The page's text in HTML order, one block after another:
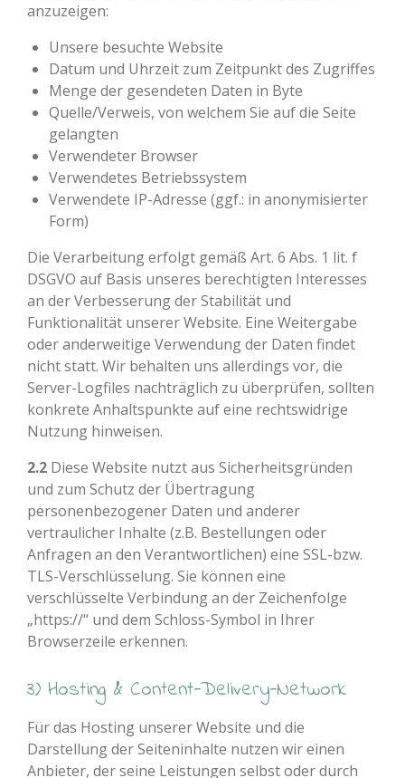
anzuzeigen:
Unsere besuchte Website
Datum und Uhrzeit zum Zeitpunkt des Zugriffes
Menge der gesendeten Daten in Byte
Quelle/Verweis, von welchem Sie auf die Seite
gelangten
Verwendeter Browser
Verwendetes Betriebssystem
Verwendete IP-Adresse (ggf.: in anonymisierter
Form)
Die Verarbeitung erfolgt gemäß Art. 6 Abs. 1 lit. f
DSGVO auf Basis unseres berechtigten Interesses
an der Verbesserung der Stabilität und
Funktionalität unserer Website. Eine Weitergabe
oder anderweitige Verwendung der Daten findet
nicht statt. Wir behalten uns allerdings vor, die
Server-Logfiles nachträglich zu überprüfen, sollten
konkrete Anhaltspunkte auf eine rechtswidrige
Nutzung hinweisen.
2.2 Diese Website nutzt aus Sicherheitsgründen
und zum Schutz der Übertragung
personenbezogener Daten und anderer
vertraulicher Inhalte (z.B. Bestellungen oder
Anfragen an den Verantwortlichen) eine SSL-bzw.
TLS-Verschlüsselung. Sie können eine
verschlüsselte Verbindung an der Zeichenfolge
„https://“ und dem Schloss-Symbol in Ihrer
Browserzeile erkennen.
3) Hosting & Content-Delivery-Network
Für das Hosting unserer Website und die
Darstellung der Seiteninhalte nutzen wir einen
Anbieter, der seine Leistungen selbst oder durch